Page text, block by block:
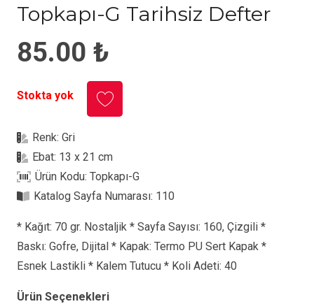
Topkapı-G Tarihsiz Defter
85.00 ₺
Stokta yok
Renk:Gri
Ebat: 13 x 21 cm
Ürün Kodu:Topkapı-G
Katalog Sayfa Numarası: 110
* Kağıt: 70 gr. Nostaljik * Sayfa Sayısı: 160, Çizgili *
Baskı: Gofre, Dijital * Kapak: Termo PU Sert Kapak *
Esnek Lastikli * Kalem Tutucu * Koli Adeti: 40
Ürün Seçenekleri